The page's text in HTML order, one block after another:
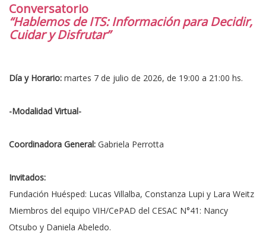
Conversatorio
“Hablemos de ITS: Información para Decidir,
Cuidar y Disfrutar”
Día y Horario: martes 7 de julio de 2026, de 19:00 a 21:00 hs.
-Modalidad Virtual-
Coordinadora General: Gabriela Perrotta
Invitados:
Fundación Huésped: Lucas Villalba, Constanza Lupi y Lara Weitz
Miembros del equipo VIH/CePAD del CESAC N°41: Nancy
Otsubo y Daniela Abeledo.